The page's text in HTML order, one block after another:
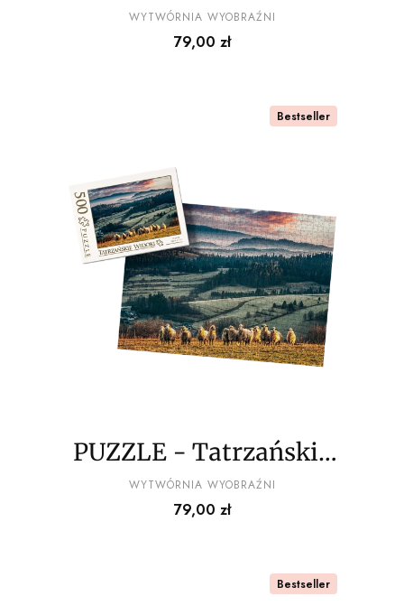
widoki wz6 - z
pudełkiem
PRODUCENT
WYTWÓRNIA WYOBRAŹNI
Cena
79,00 zł
Bestseller
PUZZLE - Tatrzańskie
widoki wz7 - z
pudełkiem
PRODUCENT
WYTWÓRNIA WYOBRAŹNI
Cena
79,00 zł
Bestseller